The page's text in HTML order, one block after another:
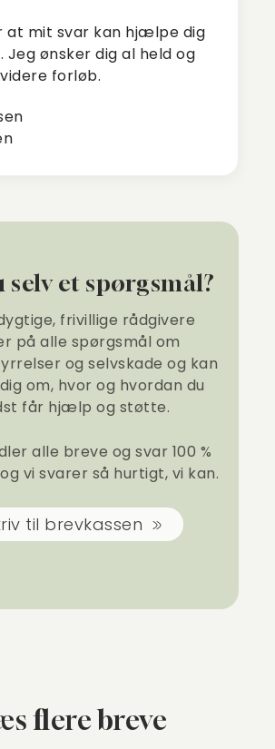
at mit svar kan hjælpe dig
Jeg ønsker dig al held og
forløb.
selv et spørgsmål?
frivillige rådgivere
på alle spørgsmål om
og selvskade og kan
om, hvor og hvordan du
får hjælp og støtte.
alle breve og svar 100 %
vi svarer så hurtigt, vi kan.
til brevkassen
flere breve